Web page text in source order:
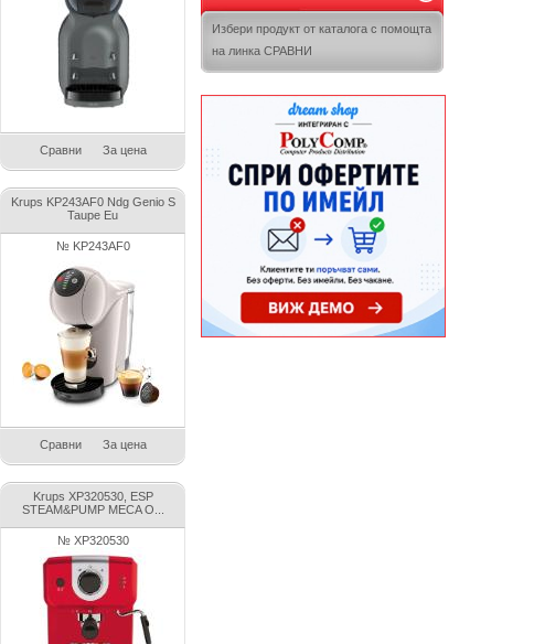
Сравни За цена
Krups KP243AF0 Ndg Genio S
Taupe Eu
№ KP243AF0
Сравни За цена
Krups XP320530, ESP
STEAM&PUMP MECA O...
№ XP320530
Избери продукт от каталога с помощта
на линка СРАВНИ